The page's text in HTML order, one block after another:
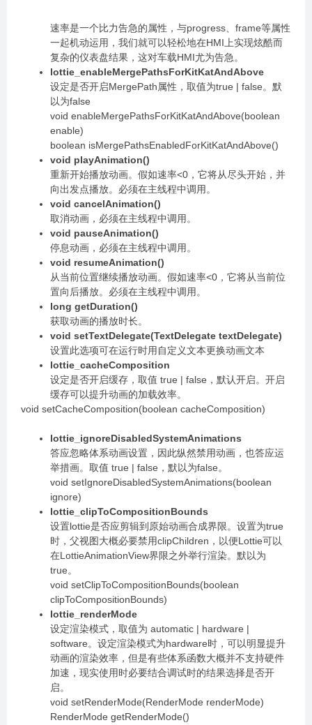
速率是一个比力告急的属性，与progress、frame等属性
一起机动运用，我们就可以轻松地在HMI上实现炫酷而
复杂的仪表盘结果，这对车载HMI尤为告急。
lottie_enableMergePathsForKitKatAndAbove
设定是否开启MergePath属性，取值为true | false。默
以为false
void enableMergePathsForKitKatAndAbove(boolean
enable)
boolean isMergePathsEnabledForKitKatAndAbove()
void playAnimation()
重新开始播放动画。假如速率<0，它将从尽头开始，并
向出发点播放。必须在主线程中调用。
void cancelAnimation()
取消动画，必须在主线程中调用。
void pauseAnimation()
停息动画，必须在主线程中调用。
void resumeAnimation()
从当前位置继续播放动画。假如速率<0，它将从当前位
置向后播放。必须在主线程中调用。
long getDuration()
获取动画的播放时长。
void setTextDelegate(TextDelegate textDelegate)
设置此选项可在运行时用自定义文本更换动画文本
lottie_cacheComposition
设定是否开启缓存，取值 true | false，默认开启。开启
缓存可以提升动画的加载效率。
void setCacheComposition(boolean cacheComposition)
lottie_ignoreDisabledSystemAnimations
答应忽略体系动画设置，因此纵然禁用动画，也答应运
举措画。取值 true | false，默以为false。
void setIgnoreDisabledSystemAnimations(boolean
ignore)
lottie_clipToCompositionBounds
设置lottie是否应剪辑到原始动画合成界限。设置为true
时，父视图大概必要禁用clipChildren，以便Lottie可以
在LottieAnimationView界限之外举行渲染。默以为
true。
void setClipToCompositionBounds(boolean
clipToCompositionBounds)
lottie_renderMode
设定渲染模式，取值为 automatic | hardware |
software。设定渲染模式为hardware时，可以明显提升
动画的渲染效率，但是有些体系函数大概并不支持硬件
加速，现实使用时必要结合调试时的结果选择是否开
启。
void setRenderMode(RenderMode renderMode)
RenderMode getRenderMode()